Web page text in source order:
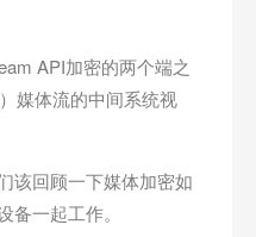
API加密的两个端之
媒体流的中间系统视
该回顾一下媒体加密如
一起工作。